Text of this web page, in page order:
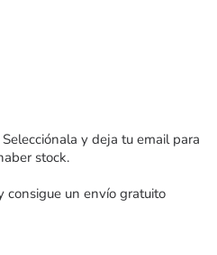
Selecciónala y deja tu email para
stock.
consigue un envío gratuito